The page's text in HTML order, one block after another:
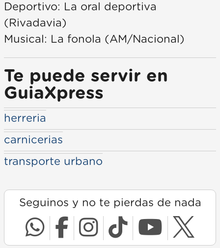
Deportivo: La oral deportiva
(Rivadavia)
Musical: La fonola (AM/Nacional)
Te puede servir en
GuiaXpress
herreria
carnicerias
transporte urbano
Seguinos y no te pierdas de nada